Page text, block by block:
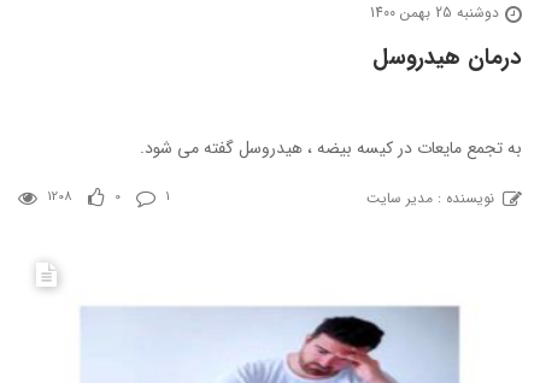
دوشنبه 25 بهمن 1400
درمان هیدروسل
به تجمع مایعات در کیسه بیضه ، هیدروسل گفته می شود.
نویسنده : مدیر سایت 1208 0 1